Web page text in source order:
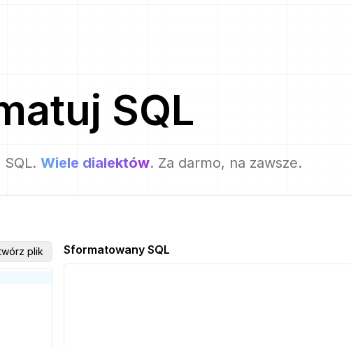
SQL
Wiele dialektów. Za darmo, na zawsze.
plik Sformatowany SQL